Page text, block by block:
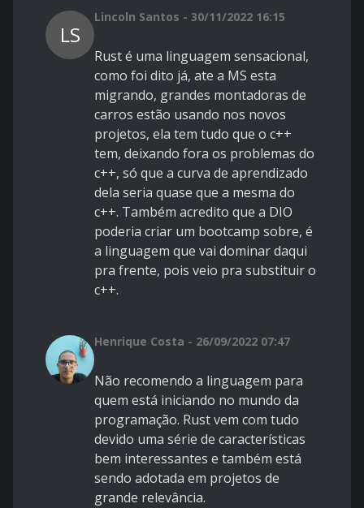
LS
Lincoln Santos - 30/11/2022 16:15
Rust é uma linguagem sensacional,
como foi dito já, ate a MS esta
migrando, grandes montadoras de
carros estão usando nos novos
projetos, ela tem tudo que o c++
tem, deixando fora os problemas do
c++, só que a curva de aprendizado
dela seria quase que a mesma do
c++. Também acredito que a DIO
poderia criar um bootcamp sobre, é
a linguagem que vai dominar daqui
pra frente, pois veio pra substituir o
c++.
Henrique Costa - 26/09/2022 07:47
Não recomendo a linguagem para
quem está iniciando no mundo da
programação. Rust vem com tudo
devido uma série de características
bem interessantes e também está
sendo adotada em projetos de
grande relevância.